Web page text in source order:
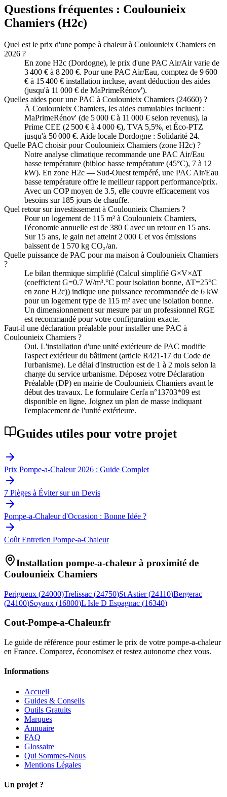
Questions fréquentes : Coulounieix
Chamiers (H2c)
Quel est le prix d'une pompe à chaleur à Coulounieix Chamiers en
2026 ?
En zone H2c (Dordogne), le prix d'une PAC Air/Air varie de
3 400 € à 8 200 €. Pour une PAC Air/Eau, comptez de 9 600
€ à 15 400 € installation incluse, avant déduction des aides
(jusqu'à 11 000 € de MaPrimeRénov').
Quelles aides pour une PAC à Coulounieix Chamiers (24660) ?
À Coulounieix Chamiers, les aides cumulables incluent :
MaPrimeRénov' (de 5 000 € à 11 000 € selon revenus), la
Prime CEE (2 500 € à 4 000 €), TVA 5,5%, et Éco-PTZ
jusqu'à 50 000 €. Aide locale Dordogne : Solidarité 24.
Quelle PAC choisir pour Coulounieix Chamiers (zone H2c) ?
Notre analyse climatique recommande une PAC Air/Eau
basse température (bibloc basse température (45°C), 7 à 12
kW). En zone H2c — Sud-Ouest tempéré, une PAC Air/Eau
basse température offre le meilleur rapport performance/prix.
Avec un COP moyen de 3.5, elle couvre efficacement vos
besoins sur 185 jours de chauffe.
Quel retour sur investissement à Coulounieix Chamiers ?
Pour un logement de 115 m² à Coulounieix Chamiers,
l'économie annuelle est de 380 € avec un retour en 15 ans.
Sur 15 ans, le gain net atteint 2 000 € et vos émissions
baissent de 1 570 kg CO₂/an.
Quelle puissance de PAC pour ma maison à Coulounieix Chamiers
?
Le bilan thermique simplifié (Calcul simplifié G×V×ΔT
(coefficient G=0.7 W/m³.°C pour isolation bonne, ΔT=25°C
en zone H2c)) indique une puissance recommandée de 6 kW
pour un logement type de 115 m² avec une isolation bonne.
Un dimensionnement sur mesure par un professionnel RGE
est recommandé pour votre configuration exacte.
Faut-il une déclaration préalable pour installer une PAC à
Coulounieix Chamiers ?
Oui. L'installation d'une unité extérieure de PAC modifie
l'aspect extérieur du bâtiment (article R421-17 du Code de
l'urbanisme). Le délai d'instruction est de 1 à 2 mois selon la
charge du service urbanisme. Déposez votre Déclaration
Préalable (DP) en mairie de Coulounieix Chamiers avant le
début des travaux. Le formulaire Cerfa n°13703*09 est
disponible en ligne. Joignez un plan de masse indiquant
l'emplacement de l'unité extérieure.
Guides utiles pour votre projet
Prix Pompe-a-Chaleur 2026 : Guide Complet
7 Pièges à Éviter sur un Devis
Pompe-a-Chaleur d'Occasion : Bonne Idée ?
Coût Entretien Pompe-a-Chaleur
Installation pompe-a-chaleur à proximité de
Coulounieix Chamiers
Perigueux (24000)Trelissac (24750)St Astier (24110)Bergerac
(24100)Soyaux (16800)L Isle D Espagnac (16340)
Cout-Pompe-a-Chaleur.fr
Le guide de référence pour estimer le prix de votre pompe-a-chaleur
en France. Comparez, économisez et restez autonome chez vous.
Informations
Accueil
Guides & Conseils
Outils Gratuits
Marques
Annuaire
FAQ
Glossaire
Qui Sommes-Nous
Mentions Légales
Un projet ?